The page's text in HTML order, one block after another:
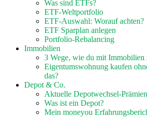
Was sind ETFs?
ETF-Weltportfolio
ETF-Auswahl: Worauf achten?
ETF Sparplan anlegen
Portfolio-Rebalancing
Immobilien
3 Wege, wie du mit
Eigentumswohnung kaufen
das?
Depot & Co.
Aktuelle Depotwechsel-Prämien
Was ist ein Depot?
Mein moneyou